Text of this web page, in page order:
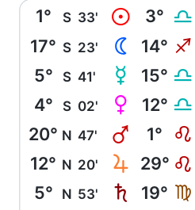
1° S 33' M 3° G
17° S 23' N 14° I
5° S 41' O 15° G
4° S 02' P 12° G
20° N 47' Q 1° E
12° N 20' R 29° E
5° N 53' S 19° F